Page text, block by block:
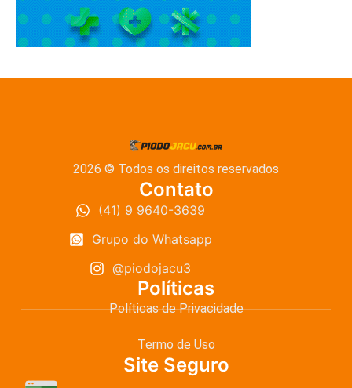
2026 © Todos os direitos reservados
Contato
(41) 9 9640-3639
Grupo do Whatsapp
@piodojacu3
Políticas
Políticas de Privacidade
Termo de Uso
Site Seguro